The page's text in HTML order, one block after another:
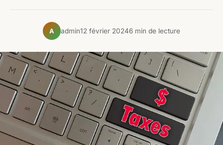
A admin12 février 20246 min de lecture